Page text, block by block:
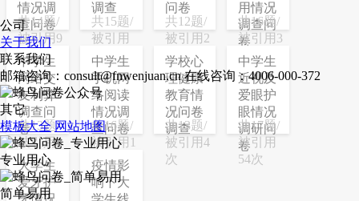
情况调
查问卷
共14题/
被引用9
次
调查
共15题/
被引用
10次
问卷
共12题/
被引用2
次
用情况
调查问
卷
共16题/
被引用3
次
中学生
网络交
友利弊
调查问
卷
共13题/
被引用3
次
中学生
手机网
络阅读
情况调
查问卷
共16题/
被引用1
次
学校心
理健康
教育情
况问卷
调查
共13题/
被引用4
次
中学生
近视及
爱眼护
眼情况
调研问
卷
共17题/
被引用
54次
大学生
爱牙护
疫情影
响下大
公司
关于我们
联系我们
邮箱咨询：consult@fnwenjuan.cn 在线咨询：4006-000-372
其它
模板大全 网站地图
专业用心
简单易用